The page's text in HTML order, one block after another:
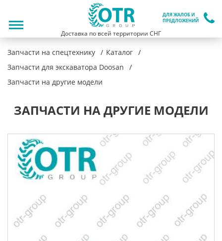
ДЛЯ ЖАЛОБ И
ПРЕДЛОЖЕНИЙ
Доставка по всей территории СНГ
Запчасти на спецтехнику
Каталог
Запчасти для экскаватора Doosan
Запчасти на другие модели
ЗАПЧАСТИ НА ДРУГИЕ МОДЕЛИ